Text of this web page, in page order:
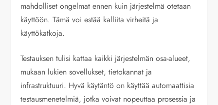
mahdolliset ongelmat ennen kuin järjestelmä otetaan
käyttöön. Tämä voi estää kalliita virheitä ja
käyttökatkoja.
Testauksen tulisi kattaa kaikki järjestelmän osa-alueet,
mukaan lukien sovellukset, tietokannat ja
infrastruktuuri. Hyvä käytäntö on käyttää automaattisia
testausmenetelmiä, jotka voivat nopeuttaa prosessia ja